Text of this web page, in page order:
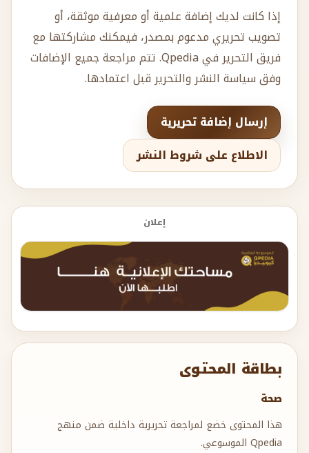
بطاقة المحتوى
صحة
هذا المحتوى خضع لمراجعة تحريرية داخلية ضمن منهج
Qpedia الموسوعي.
إذا كانت لديك إضافة علمية أو معرفية موثقة، أو
تصويب تحريري مدعوم بمصدر، فيمكنك مشاركتها مع
فريق التحرير في Qpedia. تتم مراجعة جميع الإضافات
وفق سياسة النشر والتحرير قبل اعتمادها.
إرسال إضافة تحريرية
الاطلاع على شروط النشر
إعلان